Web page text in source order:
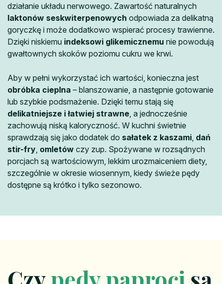
działanie układu nerwowego. Zawartość naturalnych
laktonów seskwiterpenowych odpowiada za delikatną
goryczkę i może dodatkowo wspierać procesy trawienne.
Dzięki niskiemu indeksowi glikemicznemu nie powodują
gwałtownych skoków poziomu cukru we krwi.
Aby w pełni wykorzystać ich wartości, konieczna jest
obróbka cieplna – blanszowanie, a następnie gotowanie
lub szybkie podsmażenie. Dzięki temu stają się
delikatniejsze i łatwiej strawne , a jednocześnie
zachowują niską kaloryczność. W kuchni świetnie
sprawdzają się jako dodatek do sałatek z kaszami dań
stir-fry omletów czy zup. Spożywane w rozsądnych
porcjach są wartościowym, lekkim urozmaiceniem diety,
szczególnie w okresie wiosennym, kiedy świeże pędy
dostępne są krótko i tylko sezonowo.